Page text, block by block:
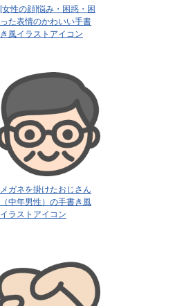
[女性の顔]悩み・困惑・困
った表情のかわいい手書
き風イラストアイコン
メガネを掛けたおじさん
（中年男性）の手書き風
イラストアイコン